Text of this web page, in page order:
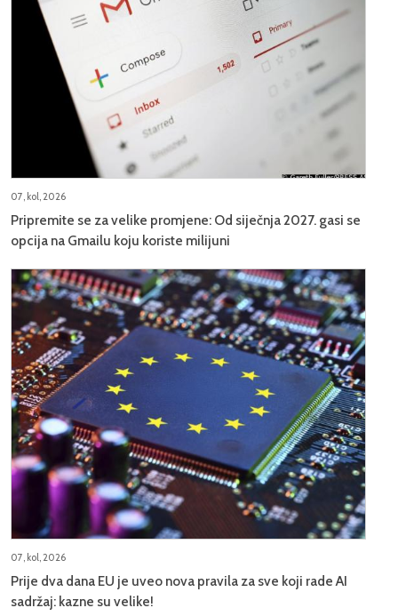
07, kol, 2026
Pripremite se za velike promjene: Od siječnja 2027. gasi se
opcija na Gmailu koju koriste milijuni
07, kol, 2026
Prije dva dana EU je uveo nova pravila za sve koji rade AI
sadržaj: kazne su velike!